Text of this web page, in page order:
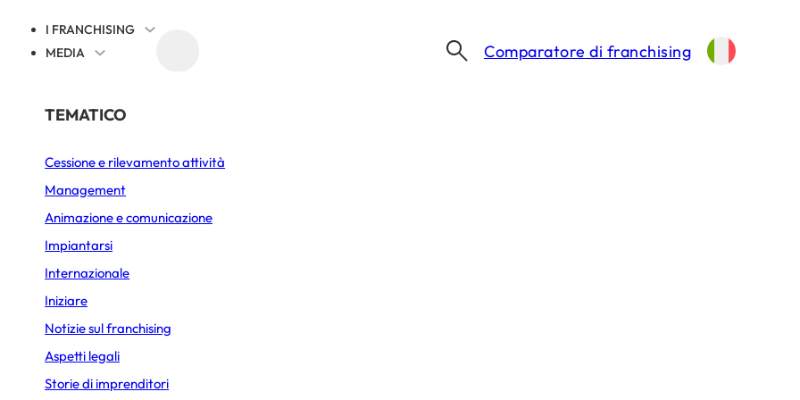
I FRANCHISING
PER SETTORE
Alimentazione
Bar Caffetteria
Bellezza e Benessere
Fast-Food
Immobiliare
Lavanderia
MEDIA
TEMATICO
Cessione e rilevamento attività
Management
Animazione e comunicazione
Impiantarsi
Internazionale
Iniziare
Notizie sul franchising
Aspetti legali
Storie di imprenditori
Comparatore di franchising
NOTIZIE SUL FRANCHISING
la mongolfiera di VERO atterra
in Via Cappello
PUBBLICATO IL 18 MAGGIO 2026